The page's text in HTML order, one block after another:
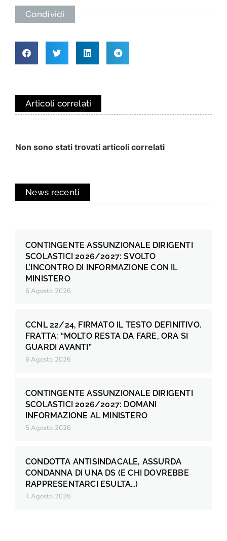
Condividi
Articoli correlati
Non sono stati trovati articoli correlati
News recenti
CONTINGENTE ASSUNZIONALE DIRIGENTI
SCOLASTICI 2026/2027: SVOLTO
L’INCONTRO DI INFORMAZIONE CON IL
MINISTERO
6 Agosto 2026
CCNL 22/24, FIRMATO IL TESTO DEFINITIVO.
FRATTA: “MOLTO RESTA DA FARE, ORA SI
GUARDI AVANTI”
6 Agosto 2026
CONTINGENTE ASSUNZIONALE DIRIGENTI
SCOLASTICI 2026/2027: DOMANI
INFORMAZIONE AL MINISTERO
5 Agosto 2026
CONDOTTA ANTISINDACALE, ASSURDA
CONDANNA DI UNA DS (E CHI DOVREBBE
RAPPRESENTARCI ESULTA…)
4 Agosto 2026